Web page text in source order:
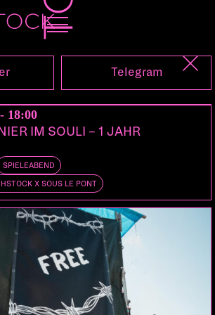
NO BORDERS NO NATIONS
Telegram
18:00
IM SOULI – 1 JAHR
SPIELEABEND
X SOUS LE PONT